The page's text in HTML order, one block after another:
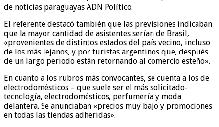
de noticias paraguayas ADN Político.
El referente destacó también que las previsiones indicaban
que la mayor cantidad de asistentes serían de Brasil,
«provenientes de distintos estados del país vecino, incluso
de los más lejanos, y por turistas argentinos que, después
de un largo periodo están retornando al comercio esteño».
En cuanto a los rubros más convocantes, se cuenta a los de
electrodomésticos – que suele ser el más solicitado-
tecnología, electrodomésticos, perfumería y moda
delantera. Se anunciaban «precios muy bajo y promociones
en todas las tiendas adheridas».